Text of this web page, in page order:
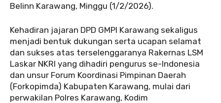
Belinn Karawang, Minggu (1/2/2026).
‎‎Kehadiran jajaran DPD GMPI Karawang sekaligus
menjadi bentuk dukungan serta ucapan selamat
dan sukses atas terselenggaranya Rakernas LSM
Laskar NKRI yang dihadiri pengurus se-Indonesia
dan unsur Forum Koordinasi Pimpinan Daerah
(Forkopimda) Kabupaten Karawang, mulai dari
perwakilan Polres Karawang, Kodim